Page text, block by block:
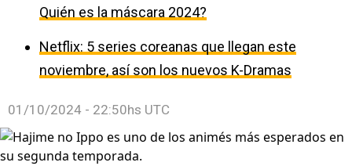
Quién es la máscara 2024?
Netflix: 5 series coreanas que llegan este
noviembre, así son los nuevos K-Dramas
01/10/2024 - 22:50hs UTC